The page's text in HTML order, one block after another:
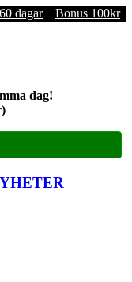
dagar Bonus 100kr
dag!